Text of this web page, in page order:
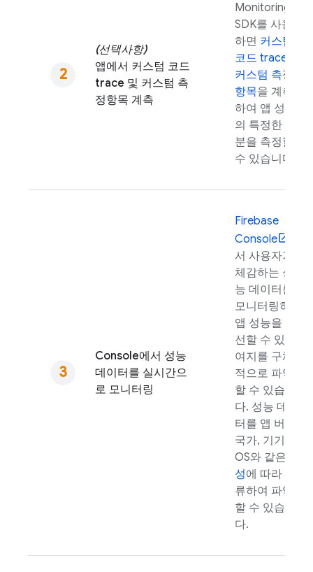
(선택사항)
앱에서 커스텀 코드
trace 및 커스텀 측
정항목 계측
Monitoring
SDK를 사용
하면 커스텀
코드 trace 및
커스텀 측정
항목을 계측
하여 앱 성능
의 특정한 부
분을 측정할
수 있습니다.
Console에서 성능
데이터를 실시간으
로 모니터링
Firebase
Console
서 사용자가
체감하는 성
능 데이터를
모니터링하여
앱 성능을 개
선할 수 있는
여지를 구체
적으로 파악
할 수 있습니
다. 성능 데이
터를 앱 버전,
국가, 기기,
OS와 같은
성에 따라 분
류하여 파악
할 수 있습니
다.